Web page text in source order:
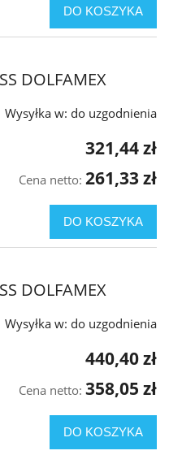
DO KOSZYKA
DOLFAMEX
Wysyłka w: do uzgodnienia
321,44 zł
Cena netto: 261,33 zł
DO KOSZYKA
DOLFAMEX
Wysyłka w: do uzgodnienia
440,40 zł
Cena netto: 358,05 zł
DO KOSZYKA